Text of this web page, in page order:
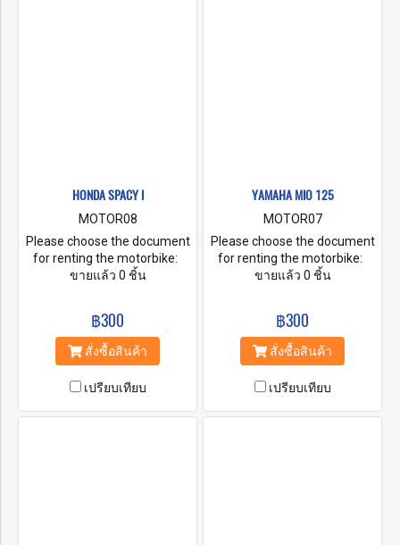
HONDA SPACY I
MOTOR08
Please choose the document
for renting the motorbike:
A. Original Passport B. ID
C. ID Card + Security money
by Credit Card Baht. 5,000-
10,000 D. A Copy your
Cash Baht. 5,000-10,000 E. A
Copy your passport + Security
ขายแล้ว 0 ชิ้น
฿300
สั่งซื้อสินค้า
เปรียบเทียบ
YAMAHA MIO 125
MOTOR07
Please choose the document
for renting the motorbike:
A. Original Passport B. ID
C. ID Card + Security money
by Credit Card Baht. 5,000-
10,000 D. A Copy your
Cash Baht. 5,000-10,000 E. A
Copy your passport + Security
ขายแล้ว 0 ชิ้น
฿300
สั่งซื้อสินค้า
เปรียบเทียบ